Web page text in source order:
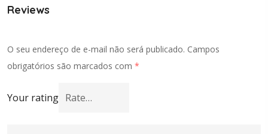
Reviews
O seu endereço de e-mail não será publicado. Campos
obrigatórios são marcados com *
Your rating